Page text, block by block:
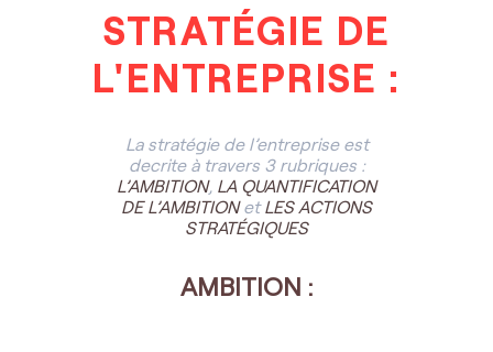
STRATÉGIE DE
L'ENTREPRISE :
La stratégie de l’entreprise est
decrite à travers 3 rubriques :
L’AMBITION, LA QUANTIFICATION
DE L’AMBITIONetLES ACTIONS
STRATÉGIQUES
AMBITION :